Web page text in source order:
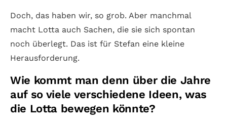
Doch, das haben wir, so grob. Aber manchmal
macht Lotta auch Sachen, die sie sich spontan
noch überlegt. Das ist für Stefan eine kleine
Herausforderung.
Wie kommt man denn über die Jahre
auf so viele verschiedene Ideen, was
die Lotta bewegen könnte?